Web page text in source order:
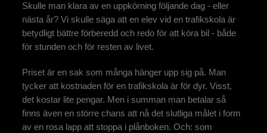
Skulle man klara av en uppkörning följande dag - eller
nästa år? Vi skulle säga att en elev vid en trafikskola är
betydligt bättre förberedd och redo för att köra bil - både
för stunden och för resten av livet.
Priset är en sak som många hänger upp sig på. Man
tycker att kostnaden för en trafikskola är för dyr. Visst,
det kostar lite pengar. Men i summan man betalar så
finns även en större chans att nå det slutliga målet i form
av en rosa lapp att stoppa i plånboken. Och: som